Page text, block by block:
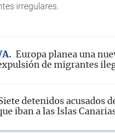
irregulares.
Europa planea una
de migrantes
detenidos acusados
iban a las Islas